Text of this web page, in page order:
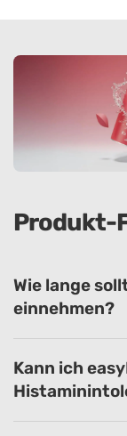
Produkt-
Wie lange
einnehmen?
Kann ich